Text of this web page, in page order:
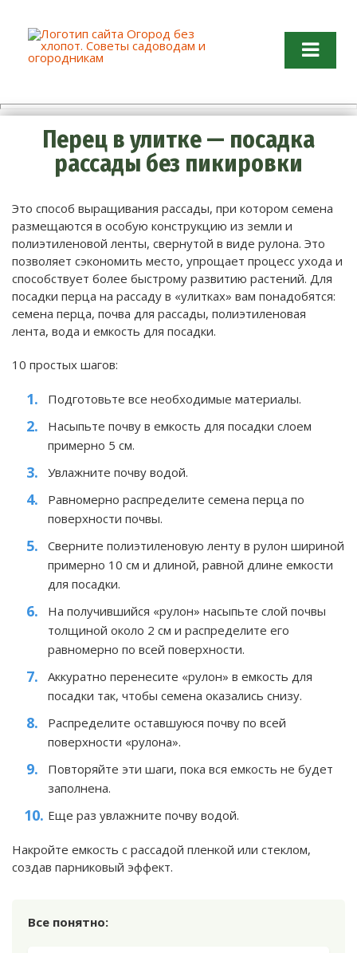
садоводам и огородникам
Перец в улитке — посадка
рассады без пикировки
Это способ выращивания рассады, при котором семена
размещаются в особую конструкцию из земли и
полиэтиленовой ленты, свернутой в виде рулона. Это
позволяет сэкономить место, упрощает процесс ухода и
способствует более быстрому развитию растений. Для
посадки перца на рассаду в «улитках» вам понадобятся:
семена перца, почва для рассады, полиэтиленовая
лента, вода и емкость для посадки.
10 простых шагов:
Подготовьте все необходимые материалы.
Насыпьте почву в емкость для посадки слоем
примерно 5 см.
Увлажните почву водой.
Равномерно распределите семена перца по
поверхности почвы.
Сверните полиэтиленовую ленту в рулон шириной
примерно 10 см и длиной, равной длине емкости
для посадки.
На получившийся «рулон» насыпьте слой почвы
толщиной около 2 см и распределите его
равномерно по всей поверхности.
Аккуратно перенесите «рулон» в емкость для
посадки так, чтобы семена оказались снизу.
Распределите оставшуюся почву по всей
поверхности «рулона».
Повторяйте эти шаги, пока вся емкость не будет
заполнена.
Еще раз увлажните почву водой.
Накройте емкость с рассадой пленкой или стеклом,
создав парниковый эффект.
Все понятно: